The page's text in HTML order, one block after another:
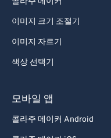
이미지 크기 조절기
이미지 자르기
색상 선택기
모바일 앱
콜라주 메이커 Android